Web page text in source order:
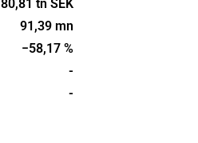
i
80,81 tn SEK
91,39 mn
−58,17 %
-
-